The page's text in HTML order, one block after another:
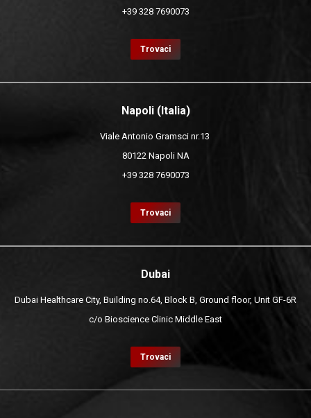
+39 328 7690073
Trovaci
Napoli (Italia)
Viale Antonio Gramsci nr.13
80122 Napoli NA
+39 328 7690073
Trovaci
Dubai
Dubai Healthcare City, Building no.64, Block B, Ground floor, Unit GF-6R
c/o Bioscience Clinic Middle East
Trovaci